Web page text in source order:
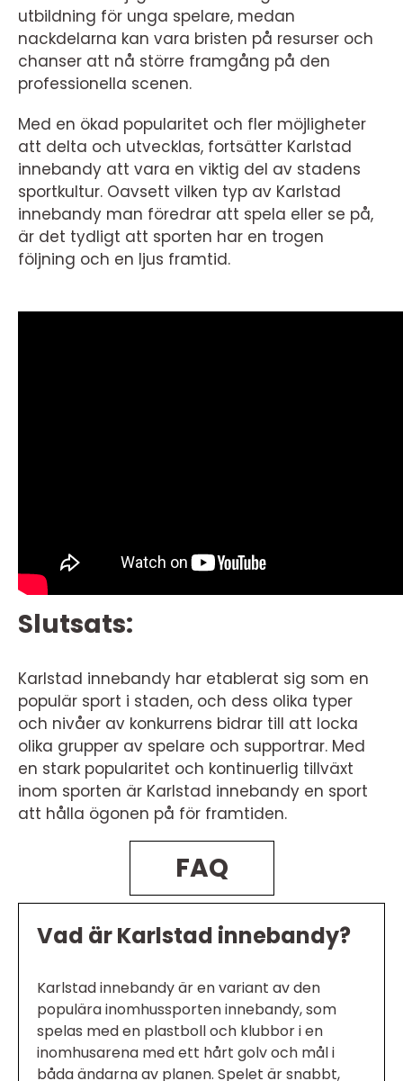
utbildning för unga spelare, medan
nackdelarna kan vara bristen på resurser och
chanser att nå större framgång på den
professionella scenen.
Med en ökad popularitet och fler möjligheter
att delta och utvecklas, fortsätter Karlstad
innebandy att vara en viktig del av stadens
sportkultur. Oavsett vilken typ av Karlstad
innebandy man föredrar att spela eller se på,
är det tydligt att sporten har en trogen
följning och en ljus framtid.
Slutsats:
Karlstad innebandy har etablerat sig som en
populär sport i staden, och dess olika typer
och nivåer av konkurrens bidrar till att locka
olika grupper av spelare och supportrar. Med
en stark popularitet och kontinuerlig tillväxt
inom sporten är Karlstad innebandy en sport
att hålla ögonen på för framtiden.
FAQ
Vad är Karlstad innebandy?
Karlstad innebandy är en variant av den
populära inomhussporten innebandy, som
spelas med en plastboll och klubbor i en
inomhusarena med ett hårt golv och mål i
båda ändarna av planen. Spelet är snabbt,